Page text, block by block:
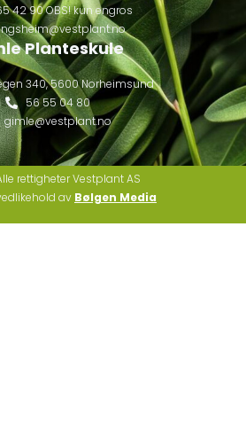
42 90 OBS! kun engros
Planteskule
340, 5600 Norheimsund
56 55 04 80
gimle@vestplant.no
rettigheter Vestplant AS
av Bølgen Media